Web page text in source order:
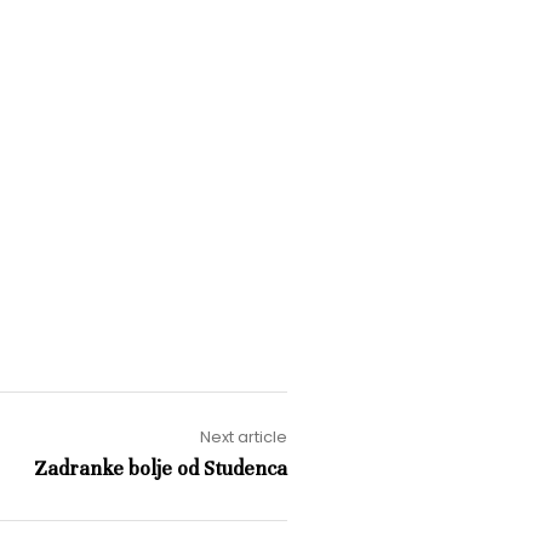
Next article
Zadranke bolje od Studenca